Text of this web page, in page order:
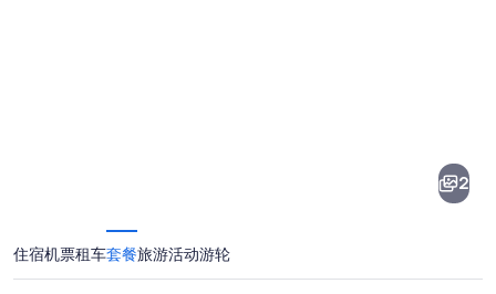
尔
良
2
住宿机票租车套餐旅游活动游轮